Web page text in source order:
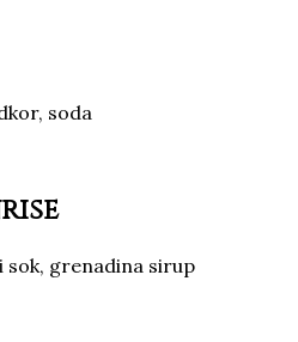
soda
grenadina sirup